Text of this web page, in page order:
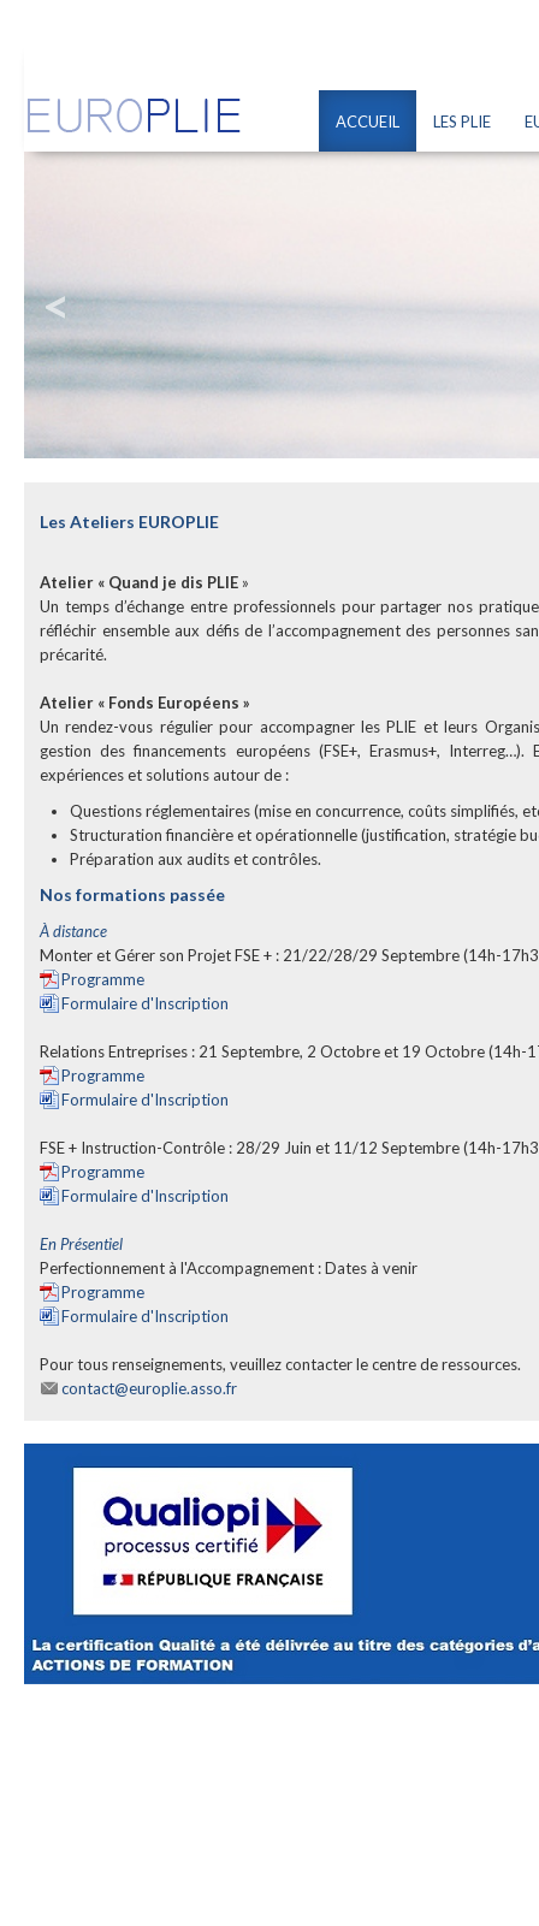
ACCUEIL LES PLIE
<
Les Ateliers EUROPLIE
Atelier « Quand je dis PLIE »
Un temps d’échange entre professionnels pour partager nos
réfléchir ensemble aux défis de l’accompagnement des personnes
précarité.
Atelier « Fonds Européens »
Un rendez-vous régulier pour accompagner les PLIE et leurs
gestion des financements européens (FSE+, Erasmus+, Interreg…).
expériences et solutions autour de :
Questions réglementaires (mise en concurrence, coûts simplifiés,
Structuration financière et opérationnelle (justification, stratégie
Préparation aux audits et contrôles.
Nos formations passée
À distance
Monter et Gérer son Projet FSE + : 21/22/28/29 Septembre (14h-
Programme
Formulaire d'Inscription
Relations Entreprises : 21 Septembre, 2 Octobre et 19 Octobre (14h-
Programme
Formulaire d'Inscription
FSE + Instruction-Contrôle : 28/29 Juin et 11/12 Septembre (14h-
Programme
Formulaire d'Inscription
En Présentiel
Perfectionnement à l'Accompagnement : Dates à venir
Programme
Formulaire d'Inscription
Pour tous renseignements, veuillez contacter le centre de ressources.
contact@europlie.asso.fr